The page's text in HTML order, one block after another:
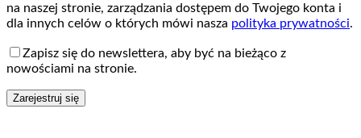
na naszej stronie, zarządzania dostępem do Twojego konta i
dla innych celów o których mówi nasza polityka prywatności.
Zapisz się do newslettera, aby być na bieżąco z
nowościami na stronie.
Zarejestruj się